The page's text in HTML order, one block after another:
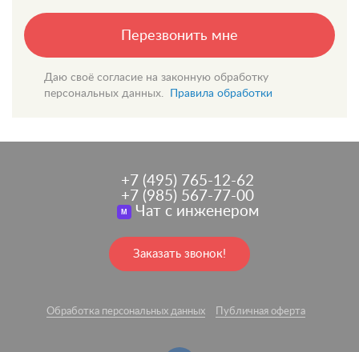
Перезвонить мне
Даю своё согласие на законную обработку
персональных данных.
Правила обработки
+7 (495) 765-12-62
+7 (985) 567-77-00
M Чат с инженером
Заказать звонок!
Обработка персональных данных Публичная оферта